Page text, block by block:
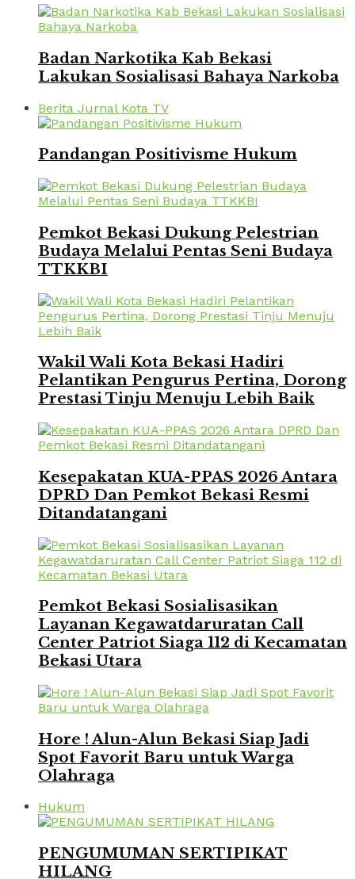
Badan Narkotika Kab Bekasi
Lakukan Sosialisasi Bahaya Narkoba
Berita Jurnal Kota TV
Pandangan Positivisme Hukum
Pemkot Bekasi Dukung Pelestrian
Budaya Melalui Pentas Seni Budaya
TTKKBI
Wakil Wali Kota Bekasi Hadiri
Pelantikan Pengurus Pertina, Dorong
Prestasi Tinju Menuju Lebih Baik
Kesepakatan KUA-PPAS 2026 Antara
DPRD Dan Pemkot Bekasi Resmi
Ditandatangani
Pemkot Bekasi Sosialisasikan
Layanan Kegawatdaruratan Call
Center Patriot Siaga 112 di Kecamatan
Bekasi Utara
Hore ! Alun-Alun Bekasi Siap Jadi
Spot Favorit Baru untuk Warga
Olahraga
Hukum
PENGUMUMAN SERTIPIKAT
HILANG